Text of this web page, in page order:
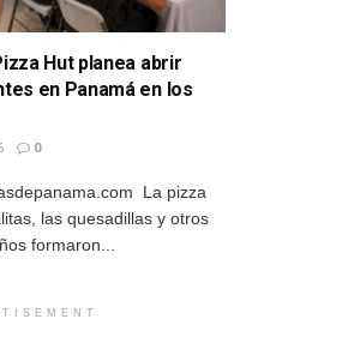
Hut planea abrir
en Panamá en los
0
La pizza
las quesadillas y otros
formaron...